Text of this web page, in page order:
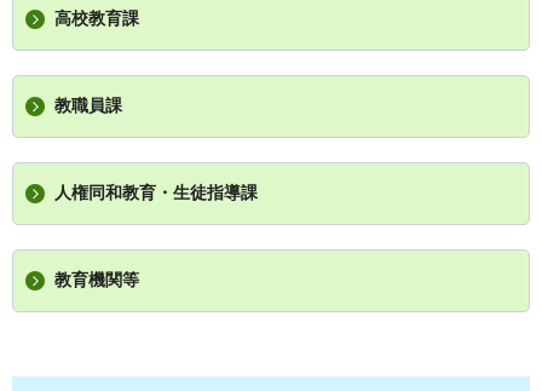
高校教育課
教職員課
人権同和教育・生徒指導課
教育機関等